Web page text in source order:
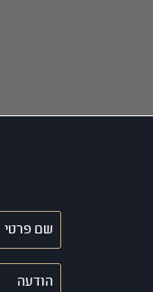
שם
פרטי
(חובה)
הודעה